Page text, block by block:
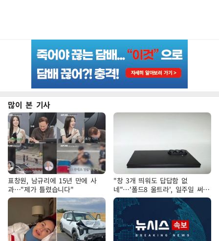
많이 본 기사
표창원, 남규리에 15년 만에 사
과…"제가 틀렸습니다"
"창 3개 띄워도 답답함 없
네"…'폴드8 울트라', 일주일 써보
니